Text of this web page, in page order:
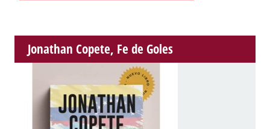
Jonathan Copete, Fe de Goles